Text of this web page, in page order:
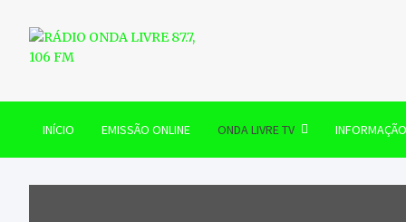
content
RÁDIO ONDA LIVRE 87.7,
INÍCIO EMISSÃO ONLINE ONDA LIVRE TV INFORMAÇÃO